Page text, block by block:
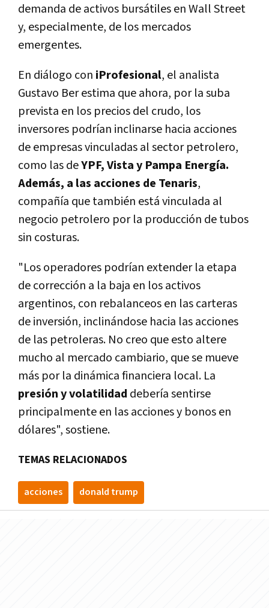
demanda de activos bursátiles en Wall Street
y, especialmente, de los mercados
emergentes.
En diálogo con iProfesional, el analista
Gustavo Ber estima que ahora, por la suba
prevista en los precios del crudo, los
inversores podrían inclinarse hacia acciones
de empresas vinculadas al sector petrolero,
como las deYPF, Vista y Pampa Energía.
Además, a las acciones de Tenaris,
compañía que también está vinculada al
negocio petrolero por la producción de tubos
sin costuras.
"Los operadores podrían extender la etapa
de corrección a la baja en los activos
argentinos, con rebalanceos en las carteras
de inversión, inclinándose hacia las acciones
de las petroleras. No creo que esto altere
mucho al mercado cambiario, que se mueve
más por la dinámica financiera local. La
presión y volatilidad debería sentirse
principalmente en las acciones y bonos en
dólares", sostiene.
TEMAS RELACIONADOS
acciones donald trump